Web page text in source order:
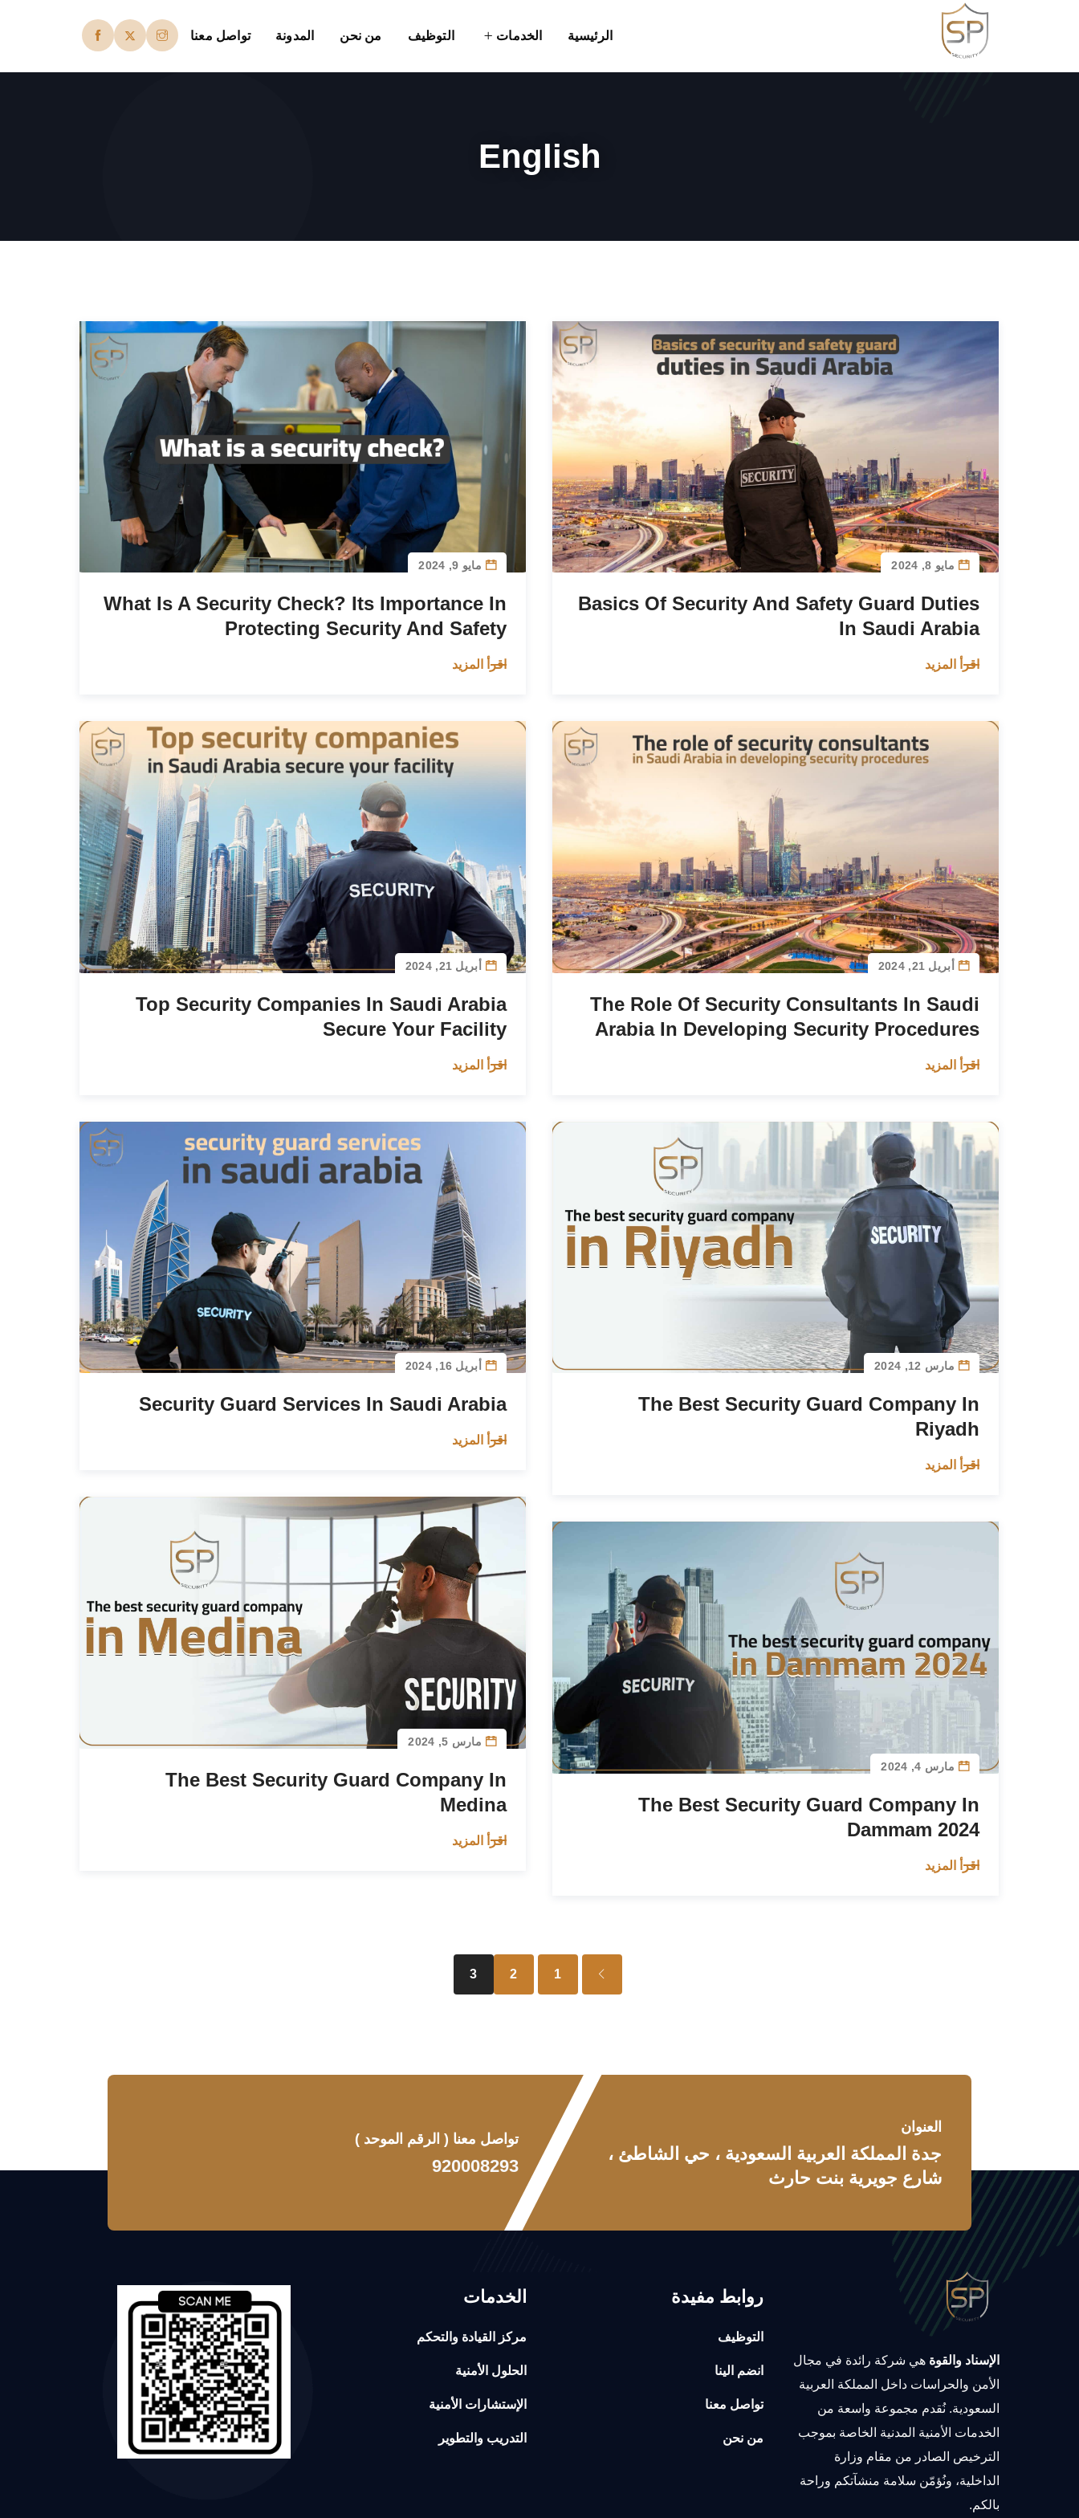
الرئيسية الخدمات التوظيف من نحن المدونة تواصل معنا
English
مايو 9, 2024
What Is A Security Check? Its Importance In
Protecting Security And Safety
اقرأ المزيد
مايو 8, 2024
Basics Of Security And Safety Guard Duties
In Saudi Arabia
اقرأ المزيد
أبريل 21, 2024
Top Security Companies In Saudi Arabia
Secure Your Facility
اقرأ المزيد
أبريل 21, 2024
The Role Of Security Consultants In Saudi
Arabia In Developing Security Procedures
اقرأ المزيد
أبريل 16, 2024
Security Guard Services In Saudi Arabia
اقرأ المزيد
مارس 12, 2024
The Best Security Guard Company In
Riyadh
اقرأ المزيد
مارس 5, 2024
The Best Security Guard Company In
Medina
اقرأ المزيد
مارس 4, 2024
The Best Security Guard Company In
Dammam 2024
اقرأ المزيد
1
2
3
العنوان
جدة المملكة العربية السعودية ، حي الشاطئ ،
شارع جويرية بنت حارث
تواصل معنا ( الرقم الموحد )
920008293
الإسناد والقوة هي شركة رائدة في مجال
الأمن والحراسات داخل المملكة العربية
السعودية. نُقدم مجموعة واسعة من
الخدمات الأمنية المدنية الخاصة بموجب
الترخيص الصادر من مقام وزارة
الداخلية، ونُؤمّن سلامة منشآتكم وراحة
بالكم.
روابط مفيدة
التوظيف
انضم الينا
تواصل معنا
من نحن
الخدمات
مركز القيادة والتحكم
الحلول الأمنية
الإستشارات الأمنية
التدريب والتطوير